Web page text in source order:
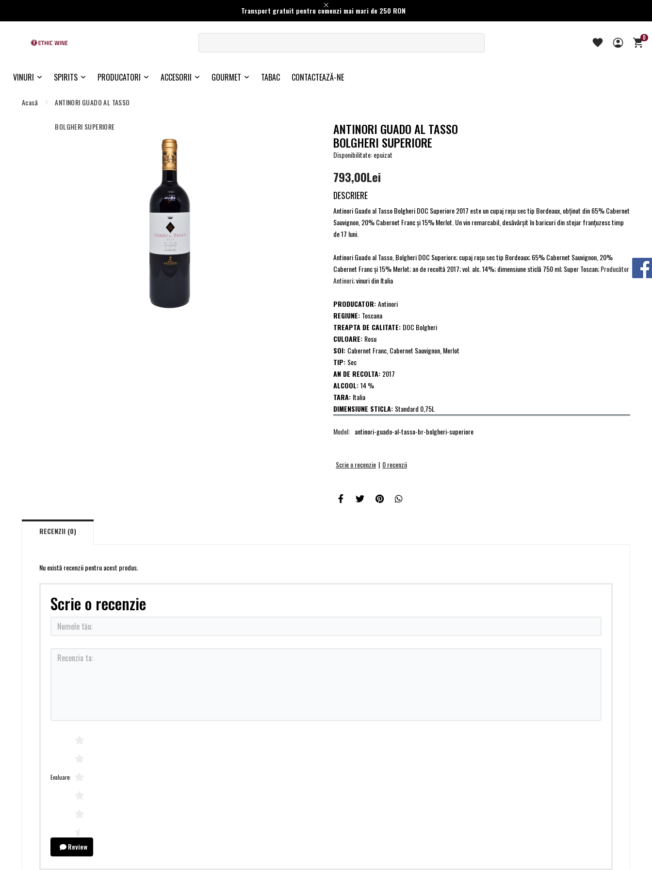
Transport gratuit pentru comenzi mai mari de 250 RON
0
VINURI SPIRITS PRODUCATORI ACCESORII GOURMET TABAC CONTACTEAZĂ-NE
Acasă ANTINORI GUADO AL TASSO
BOLGHERI SUPERIORE ANTINORI GUADO AL TASSO
BOLGHERI SUPERIORE
Disponibilitate: epuizat
793,00Lei
DESCRIERE
Antinori Guado al Tasso Bolgheri DOC Superiore 2017 este un cupaj roşu sec tip Bordeaux, obţinut din 65% Cabernet
Sauvignon, 20% Cabernet Franc şi 15% Merlot. Un vin remarcabil, desăvârşit în baricuri din stejar franţuzesc timp
de 17 luni.
Antinori Guado al Tasso, Bolgheri DOC Superiore; cupaj roşu sec tip Bordeaux; 65% Cabernet Sauvignon, 20%
Cabernet Franc şi 15% Merlot; an de recoltă 2017; vol. alc. 14%; dimensiune sticlă 750 ml; Super Toscan;Producător
Antinori; vinuri din Italia
PRODUCATOR:Antinori
REGIUNE: Toscana
TREAPTA DE CALITATE: DOC Bolgheri
CULOARE: Rosu
SOI: Cabernet Franc, Cabernet Sauvignon, Merlot
TIP: Sec
AN DE RECOLTA: 2017
ALCOOL:14 %
TARA: Italia
DIMENSIUNE STICLA: Standard 0,75L
Model: antinori-guado-al-tasso-br-bolgheri-superiore
Scrie o recenzie | 0 recenzii
RECENZII (0)
Nu există recenzii pentru acest produs.
Scrie o recenzie
Evaluare:
Review